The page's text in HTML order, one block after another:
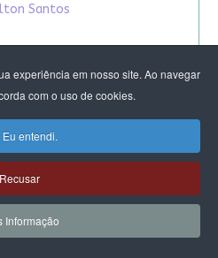
experiência em nosso site. Ao navegar
com o uso de cookies.
Eu entendi.
Recusar
Informação
Santos